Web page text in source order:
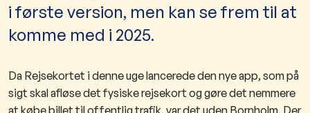
i første version, men kan se frem til at
komme med i 2025.
Da Rejsekortet i denne uge lancerede den nye app, som på
sigt skal afløse det fysiske rejsekort og gøre det nemmere
at købe billet til offentlig trafik, var det uden Bornholm. Der